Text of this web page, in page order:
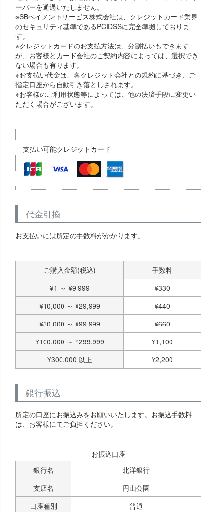
ーバーを通過いたしません。
※SBペイメントサービス株式会社は、クレジットカード業界
のセキュリティ基準であるPCIDSSに完全準拠しておりま
す。
※クレジットカードのお支払方法は、分割払いもできます
が、お客様とカード会社のご契約内容によっては、選択でき
ない場合も有ります。
※お支払い代金は、各クレジット会社との規約に基づき、ご
指定口座から自動引き落としされます。
※お客様のご利用状態等によっては、他の決済手段に変更い
ただく場合がございます。
支払い可能クレジットカード
代金引換
お支払いには所定の手数料がかかります。
ご購入金額(税込)
手数料
¥1 ～ ¥9,999 ¥330
¥10,000 ～ ¥29,999 ¥440
¥30,000 ～ ¥99,999 ¥660
¥100,000 ～ ¥299,999 ¥1,100
¥300,000 以上 ¥2,200
銀行振込
所定の口座にお振込みをお願いいたします。お振込手数料
は、お客様にてご負担ください。
お振込口座
銀行名
北洋銀行
支店名
円山公園
口座種別
普通